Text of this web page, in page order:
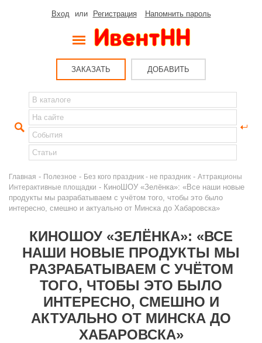
Вход или Регистрация Напомнить пароль
ЗАКАЗАТЬ ДОБАВИТЬ
Главная - Полезное - Без кого праздник - не праздник - Аттракционы
Интерактивные площадки - КиноШОУ «Зелёнка»: «Все наши новые
продукты мы разрабатываем с учётом того, чтобы это было
интересно, смешно и актуально от Минска до Хабаровска»
КИНОШОУ «ЗЕЛЁНКА»: «ВСЕ
НАШИ НОВЫЕ ПРОДУКТЫ МЫ
РАЗРАБАТЫВАЕМ С УЧЁТОМ
ТОГО, ЧТОБЫ ЭТО БЫЛО
ИНТЕРЕСНО, СМЕШНО И
АКТУАЛЬНО ОТ МИНСКА ДО
ХАБАРОВСКА»